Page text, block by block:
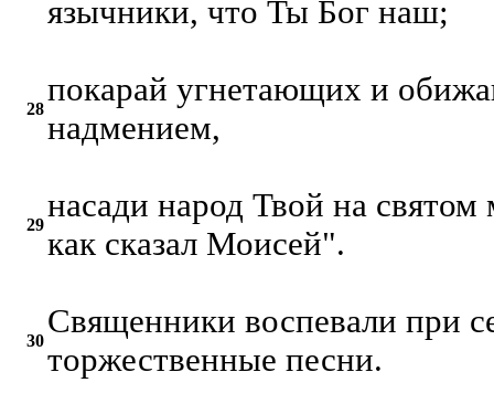
язычники, что Ты Бог наш;
28
покарай угнетающих и
надмением,
29
насади народ Твой на святом
как сказал Моисей".
30
Священники воспевали при
торжественные песни.